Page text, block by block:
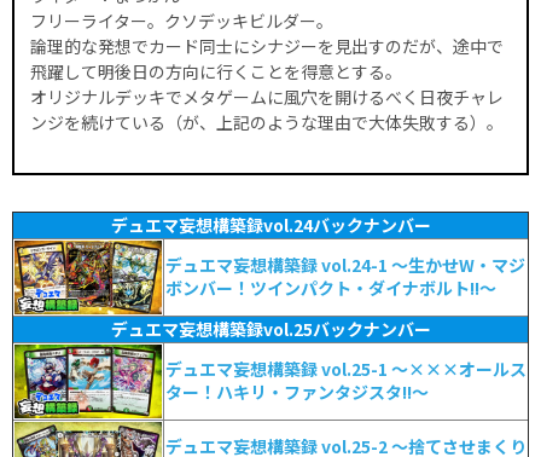
フリーライター。クソデッキビルダー。
論理的な発想でカード同士にシナジーを見出すのだが、途中で
飛躍して明後日の方向に行くことを得意とする。
オリジナルデッキでメタゲームに風穴を開けるべく日夜チャレ
ンジを続けている（が、上記のような理由で大体失敗する）。
デュエマ妄想構築録vol.24バックナンバー
デュエマ妄想構築録 vol.24-1 ～生かせW・マジ
ボンバー！ツインパクト・ダイナボルト!!～
デュエマ妄想構築録vol.25バックナンバー
デュエマ妄想構築録 vol.25-1 ～×××オールス
ター！ハキリ・ファンタジスタ!!～
デュエマ妄想構築録 vol.25-2 ～捨てさせまくり